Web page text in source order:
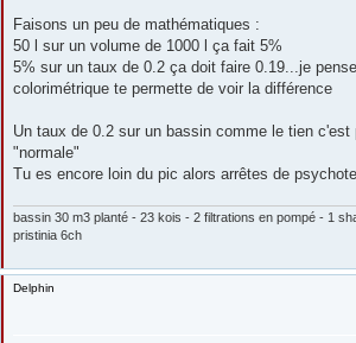
Faisons un peu de mathématiques :
50 l sur un volume de 1000 l ça fait 5%
5% sur un taux de 0.2 ça doit faire 0.19...je
colorimétrique te permette de voir la différence
Un taux de 0.2 sur un bassin comme le tien c'est
"normale"
Tu es encore loin du pic alors arrêtes de
bassin 30 m3 planté - 23 kois - 2 filtrations en pompé - 1
pristinia 6ch
Delphin